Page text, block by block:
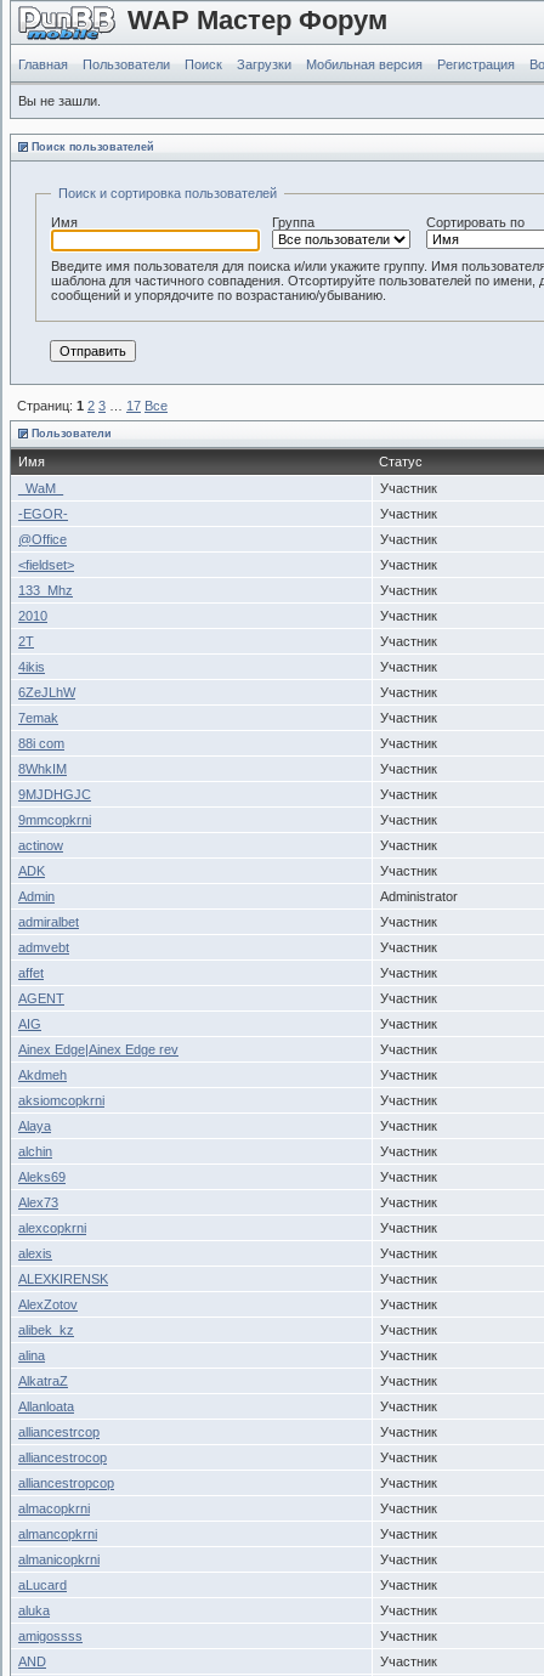
WAP Мастер Форум
Главная Пользователи Поиск Загрузки Мобильная версия Регистрация
Вы не зашли.
Поиск пользователей
Поиск и сортировка пользователей
Имя
Группа Сортировать по
Введите имя пользователя для поиска и/или укажите группу. Имя
шаблона для частичного совпадения. Отсортируйте пользователей по имени,
сообщений и упорядочите по возрастанию/убыванию.
Страниц: 1 2 3 17 Все
Пользователи
Имя
Статус
_WaM_
Участник
-EGOR-
Участник
@Office
Участник
<fieldset>
Участник
133_Mhz
Участник
2010
Участник
2T
Участник
4ikis
Участник
6ZeJLhW
Участник
7emak
Участник
88i com
Участник
8WhkIM
Участник
9MJDHGJC
Участник
9mmcopkrni
Участник
actinow
Участник
ADK
Участник
Admin
Administrator
admiralbet
Участник
admvebt
Участник
affet
Участник
AGENT
Участник
AIG
Участник
Ainex Edge|Ainex Edge rev
Участник
Akdmeh
Участник
aksiomcopkrni
Участник
Alaya
Участник
alchin
Участник
Aleks69
Участник
Alex73
Участник
alexcopkrni
Участник
alexis
Участник
ALEXKIRENSK
Участник
AlexZotov
Участник
alibek_kz
Участник
alina
Участник
AlkatraZ
Участник
Allanloata
Участник
alliancestrcop
Участник
alliancestrocop
Участник
alliancestropcop
Участник
almacopkrni
Участник
almancopkrni
Участник
almanicopkrni
Участник
aLucard
Участник
aluka
Участник
amigossss
Участник
AND
Участник